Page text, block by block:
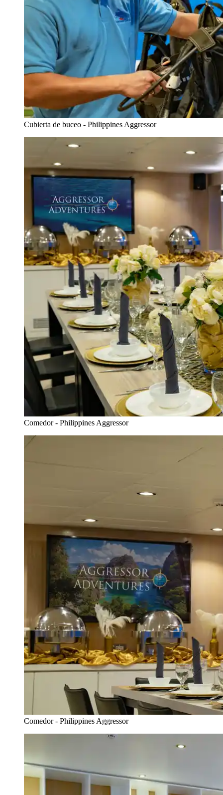
Cubierta de buceo - Philippines Aggressor
Comedor - Philippines Aggressor
Comedor - Philippines Aggressor